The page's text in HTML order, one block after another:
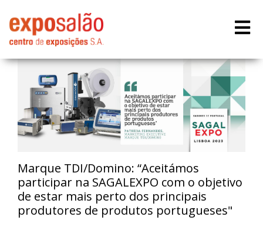
Marque TDI/Domino: “Aceitámos
participar na SAGALEXPO com o objetivo
de estar mais perto dos principais
produtores de produtos portugueses"